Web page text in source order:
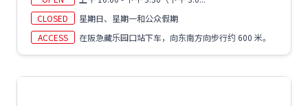
CLOSED
星期日、星期一和公众假期
ACCESS
在阪急藏乐园口站下车，向东南方向步行约 600 米。